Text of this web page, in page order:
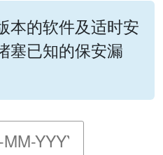
本的软件及适时安
塞已知的保安漏
入搜索日期范围的开